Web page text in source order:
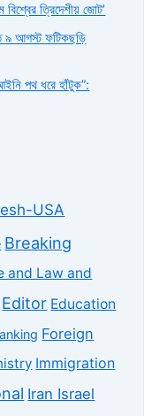
ত্রিদেশীয় জোট’
৯ আগস্ট ফটিকছড়ি
পথ ধরে হাঁটুক”:
USA
Breaking
and Law and
Editor Education
Foreign
Immigration
Iran Israel